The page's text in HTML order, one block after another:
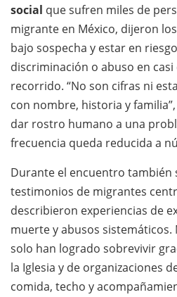
social que sufren miles de
migrante en México, dijeron
bajo sospecha y estar en
discriminación o abuso en
recorrido. “No son cifras ni
con nombre, historia y
dar rostro humano a una
frecuencia queda reducida a
Durante el encuentro también
testimonios de migrantes
describieron experiencias de
muerte y abusos
solo han logrado sobrevivir
la Iglesia y de organizaciones
comida, techo y